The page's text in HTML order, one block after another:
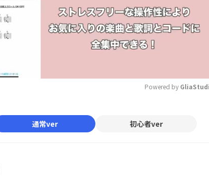
Powered by
通常ver 初心者ver